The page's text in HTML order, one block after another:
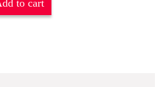
to cart